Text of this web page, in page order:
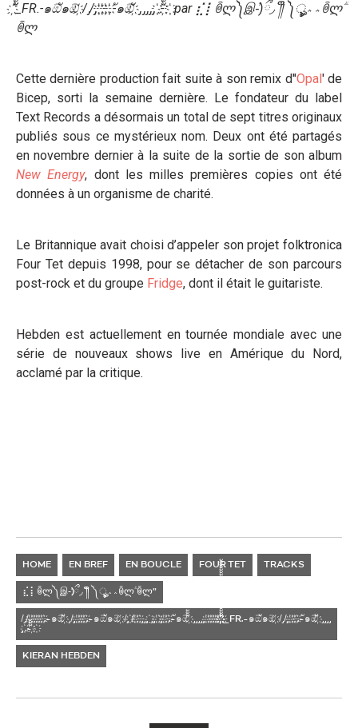
҉_FR.-๑ඕั๑ඕ ҉ ̸ ̡ ̸ ̡ ҉ ҉ ҉ ҉.-ั๑ඕ҉ ̡ ̡ ̡ ̡ ̡ ҉.-҉ ҉ par ⣎⡇ꉺლ༽இ-̛)ྀ◞༎ຶ ༽ৣৢৢ؞؞ ꉺლؖ
ꉺლ
Cette dernière production fait suite à son remix d''Opal' de
Bicep, sorti la semaine dernière. Le fondateur du label
Text Records a désormais un total de sept titres originaux
publiés sous ce mystérieux nom. Deux ont été partagés
en novembre dernier à la suite de la sortie de son album
New Energy, dont les milles premières copies ont été
données à un organisme de charité.
Le Britannique avait choisi d’appeler son projet folktronica
Four Tet depuis 1998, pour se détacher de son parcours
post-rock et du groupe Fridge, dont il était le guitariste.
Hebden est actuellement en tournée mondiale avec une
série de nouveaux shows live en Amérique du Nord,
acclamé par la critique.
HOME EN BREF EN BOUCLE FOUR TET TRACKS
⣎⡇ꉺᲚ༽இ-̛)ྀ◞ ༎ຶ ༽ৣৢৢ؞؞ꉺᲚؖ ꉺᲚ”
̸ ̡ ̸ ҉ ҉ ҉ ҉ ҉ ҉ ҉.-๑ඕั ҉ ̡ ̸ ̡ ҉ ҉ ҉ ҉ ҉.-๑ඕั๑ඕ ҉ ̸ ̡ ҉ ̸ ҉ ҉ ҉ ̡ ̡ ̡ ҉ ̡ ̡ ҉ ҉ ̡ ҉ ҉ ҉.-ั๑ඕััั ҉ ̡ ̡ ̡ ̡ ̡ ҉ ҉ ҉ ҉ ҉ ҉ ҉ ҉ัััััััััััััััััััััััั҉҉҉҉ั҉_FR.-๑ඕั๑ඕ ҉ ̸ ̡ ̸ ̡ ҉ ҉ ҉ ҉.-ั๑ඕั ҉ ̡ ̡ ̡ ̡
̡ ҉.-ััั ҉ ҉
KIERAN HEBDEN